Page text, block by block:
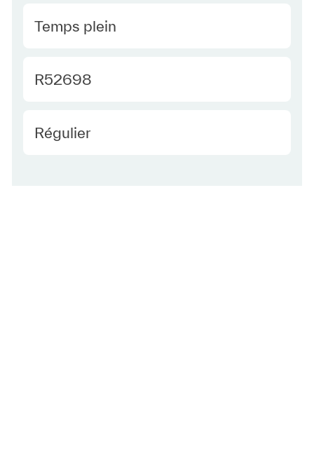
Type Europe
Temps plein
Required Id
R52698
Employee Type Europe
Régulier